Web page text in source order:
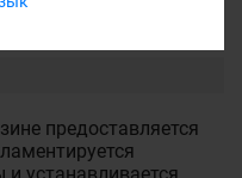
предоставляется